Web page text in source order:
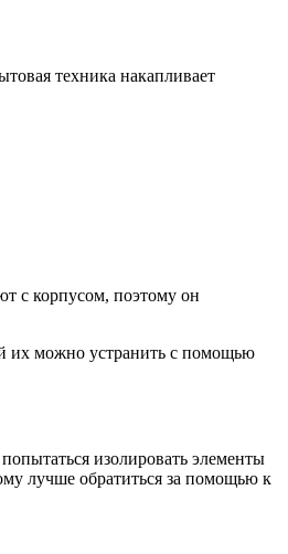
техника накапливает
с корпусом, поэтому он
их можно устранить с помощью
изолировать элементы
лучше обратиться за помощью к